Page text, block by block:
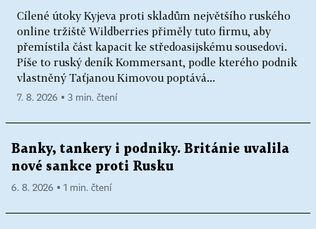
Cílené útoky Kyjeva proti skladům největšího ruského
online tržiště Wildberries přiměly tuto firmu, aby
přemístila část kapacit ke středoasijskému sousedovi.
Píše to ruský deník Kommersant, podle kterého podnik
vlastněný Taťjanou Kimovou poptává...
7. 8. 2026 ▪ 3 min. čtení
Banky, tankery i podniky. Británie uvalila
nové sankce proti Rusku
6. 8. 2026 ▪ 1 min. čtení